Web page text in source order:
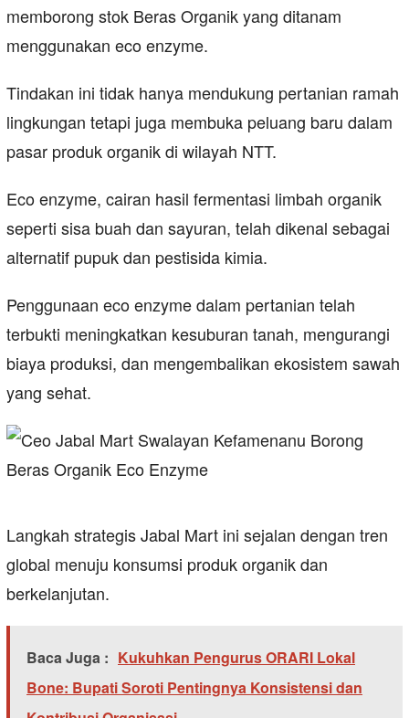
memborong stok Beras Organik yang ditanam
menggunakan eco enzyme.
Tindakan ini tidak hanya mendukung pertanian ramah
lingkungan tetapi juga membuka peluang baru dalam
pasar produk organik di wilayah NTT.
Eco enzyme, cairan hasil fermentasi limbah organik
seperti sisa buah dan sayuran, telah dikenal sebagai
alternatif pupuk dan pestisida kimia.
Penggunaan eco enzyme dalam pertanian telah
terbukti meningkatkan kesuburan tanah, mengurangi
biaya produksi, dan mengembalikan ekosistem sawah
yang sehat.
Langkah strategis Jabal Mart ini sejalan dengan tren
global menuju konsumsi produk organik dan
berkelanjutan.
Baca Juga : Kukuhkan Pengurus ORARI Lokal
Bone: Bupati Soroti Pentingnya Konsistensi dan